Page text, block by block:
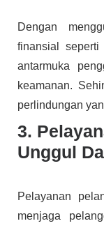
Dengan
finansial
antarmuka
keamanan.
perlindungan
3.
Unggul
Pelayanan
menjaga